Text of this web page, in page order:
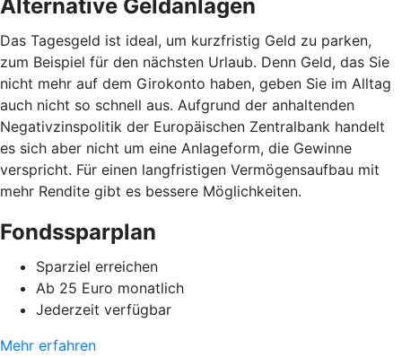
Alternative Geldanlagen
Das Tagesgeld ist ideal, um kurzfristig Geld zu parken,
zum Beispiel für den nächsten Urlaub. Denn Geld, das Sie
nicht mehr auf dem Girokonto haben, geben Sie im Alltag
auch nicht so schnell aus. Aufgrund der anhaltenden
Negativzinspolitik der Europäischen Zentralbank handelt
es sich aber nicht um eine Anlageform, die Gewinne
verspricht. Für einen langfristigen Vermögensaufbau mit
mehr Rendite gibt es bessere Möglichkeiten.
Fondssparplan
Sparziel erreichen
Ab 25 Euro monatlich
Jederzeit verfügbar
Mehr erfahren